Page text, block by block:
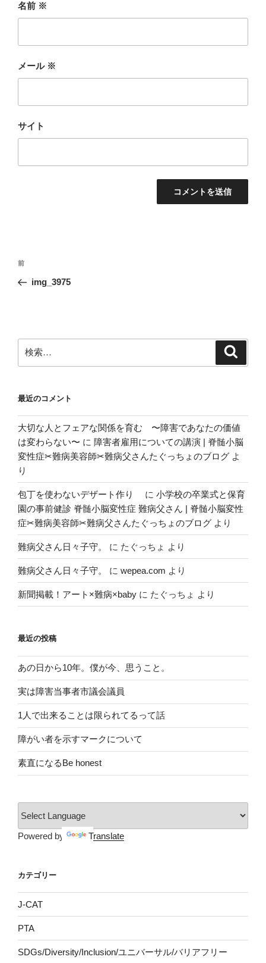
名前 ※
メール ※
サイト
投
ナ
ー
シ
前
の
前
img_3975
索:
最近のコメント
大切な人とフェアな関係を育む 〜障害であなたの価値
は変わらない〜 に 障害者雇用についての講演 | 脊髄小脳
変性症✂︎難病美容師✂︎難病父さんたぐっちょのブログ よ
り
包丁を使わないデザート作り に 小学校の卒業式と保育
園の事前健診 脊髄小脳変性症 難病父さん | 脊髄小脳変性
症✂︎難病美容師✂︎難病父さんたぐっちょのブログ より
難病父さん日々子守。 に たぐっちょ より
難病父さん日々子守。 に wepea.com より
新聞掲載！アート×難病×baby に たぐっちょ より
最近の投稿
あの日から10年。僕が今、思うこと。
実は障害当事者市議会議員
1人で出来ることは限られてるって話
障がい者を示すマークについて
素直になるBe honest
Powered by Translate
カテゴリー
J-CAT
PTA
SDGs/Diversity/Inclusion/ユニバーサル/バリアフリー